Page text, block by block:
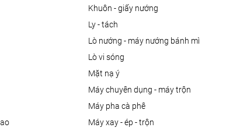
khuôn - giấy nướng
ly - tách
lò nướng - máy nướng bánh mì
lò vi sóng
mặt nạ ý
máy chuyên dụng - máy trộn
máy pha cà phê
máy xay - ép - trộn